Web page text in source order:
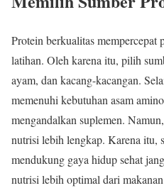
Protein berkualitas mempercepat
latihan. Oleh karena itu, pilih
ayam, dan kacang-kacangan.
memenuhi kebutuhan asam
mengandalkan suplemen.
nutrisi lebih lengkap. Karena itu,
mendukung gaya hidup sehat
nutrisi lebih optimal dari